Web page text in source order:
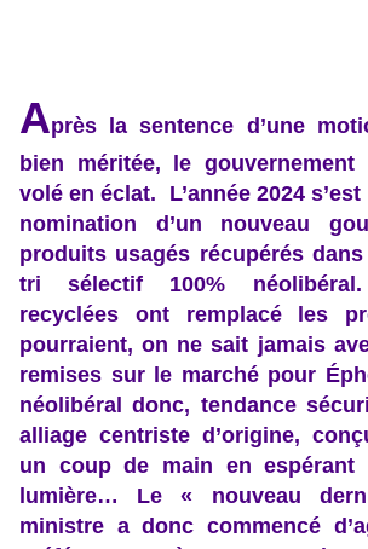
Après la sentence d’une
bien méritée, le gouvernement
volé en éclat. L’année 2024
nomination d’un nouveau
produits usagés récupérés
tri sélectif 100%
recyclées ont remplacé les
pourraient, on ne sait jamais
remises sur le marché pour
néolibéral donc, tendance
alliage centriste d’origine,
un coup de main en espérant
lumière… Le « nouveau
ministre a donc commencé